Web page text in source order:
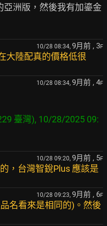
亞洲版，然後我有加鎏金
10/28 08:34, 9月前 , 3F
大陸配真的價格低很
10/28 08:34, 9月前 , 4F
臺灣), 10/28/2025 09:
10/28 09:20, 9月前 , 5F
，台灣智銳Plus 應該是
10/28 09:23, 9月前 , 6F
名看來是相同的)。然後